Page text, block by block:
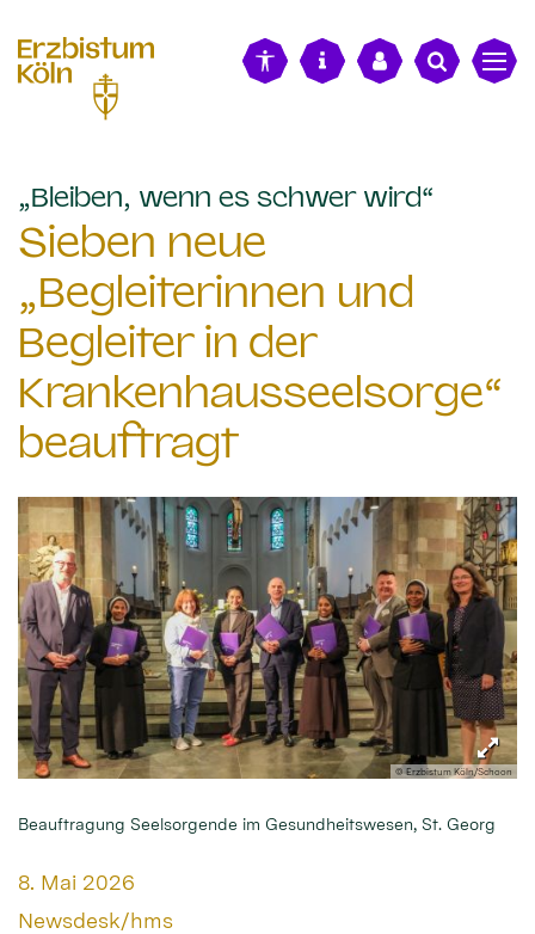
„Bleiben, wenn es schwer wird“
Sieben neue
„Begleiterinnen und
Begleiter in der
Krankenhausseelsorge“
beauftragt
© Erzbistum Köln/Schoon
Beauftragung Seelsorgende im Gesundheitswesen, St. Georg
Datum:
8. Mai 2026
Von:
Newsdesk/hms